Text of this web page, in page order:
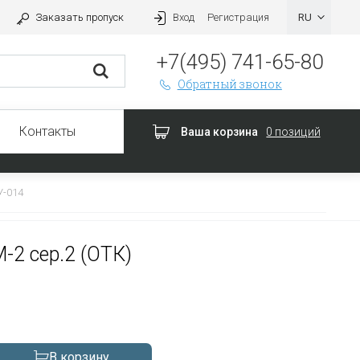
Заказать пропуск Вход Регистрация
+7(495) 741-65-80
Обратный звонок
Контакты Ваша корзина 0 позиций
014
сер.2 (ОТК)